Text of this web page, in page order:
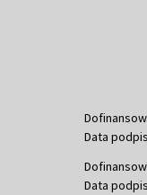
Data
Data